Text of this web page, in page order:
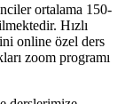
ortalama 150-
Hızlı
online özel ders
zoom programı